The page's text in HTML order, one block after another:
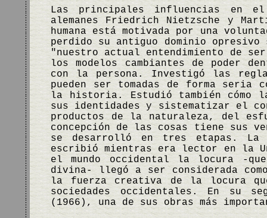
Las principales influencias en
alemanes Friedrich Nietzsche y
humana está motivada por una
perdido su antiguo dominio
"nuestro actual entendimiento de
los modelos cambiantes de poder
con la persona. Investigó las
pueden ser tomadas de forma seria
la historia. Estudió también
sus identidades y sistematizar el
productos de la naturaleza, del
concepción de las cosas tiene sus
se desarrolló en tres etapas.
escribió mientras era lector en la
el mundo occidental la locura -
divina- llegó a ser considerada
la fuerza creativa de la locura
sociedades occidentales. En su
(1966), una de sus obras más